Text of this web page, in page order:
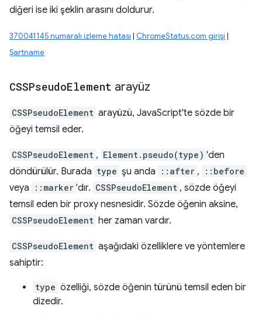
diğeri ise iki şeklin arasını doldurur.
370041145 numaralı izleme hatası | ChromeStatus.com girişi |
Şartname
CSSPseudoElement arayüz
CSSPseudoElement arayüzü, JavaScript'te sözde bir
öğeyi temsil eder.
CSSPseudoElement , Element.pseudo(type) 'den
döndürülür. Burada type şu anda ::after , ::before
veya ::marker 'dır. CSSPseudoElement , sözde öğeyi
temsil eden bir proxy nesnesidir. Sözde öğenin aksine,
CSSPseudoElement her zaman vardır.
CSSPseudoElement aşağıdaki özelliklere ve yöntemlere
sahiptir:
type özelliği, sözde öğenin türünü temsil eden bir
dizedir.